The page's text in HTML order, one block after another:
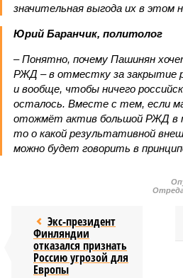
значительная выгода их в этом
Юрий Баранчик, политолог
– Понятно, почему Пашинян
РЖД – в отместку за закрытие
и вообще, чтобы ничего
осталось. Вместе с тем, если
отожмёт актив большой РЖД в
то о какой результативной
можно будет говорить в
Экс-президент
Финляндии
отказался признать
Россию угрозой для
Европы